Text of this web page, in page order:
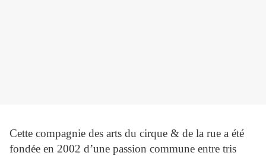
Cette compagnie des arts du cirque & de la rue a été
fondée en 2002 d’une passion commune entre tris